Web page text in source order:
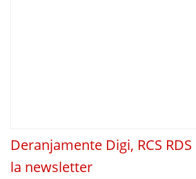
Deranjamente Digi, RCS RDS
la newsletter